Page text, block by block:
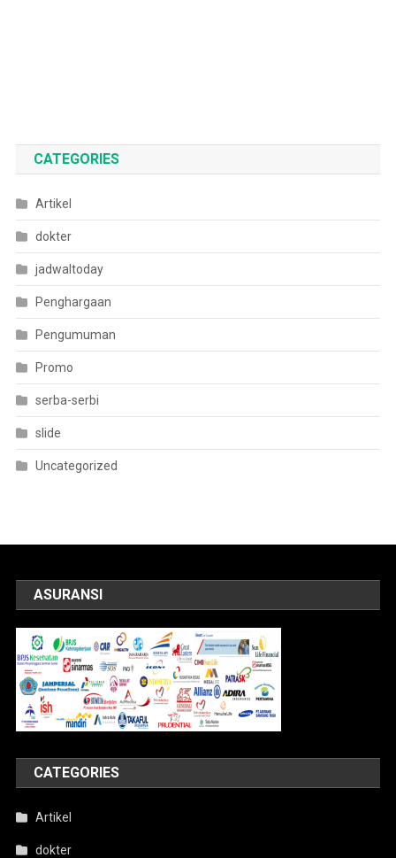
CATEGORIES
Artikel
dokter
jadwaltoday
Penghargaan
Pengumuman
Promo
serba-serbi
slide
Uncategorized
ASURANSI
CATEGORIES
Artikel
dokter